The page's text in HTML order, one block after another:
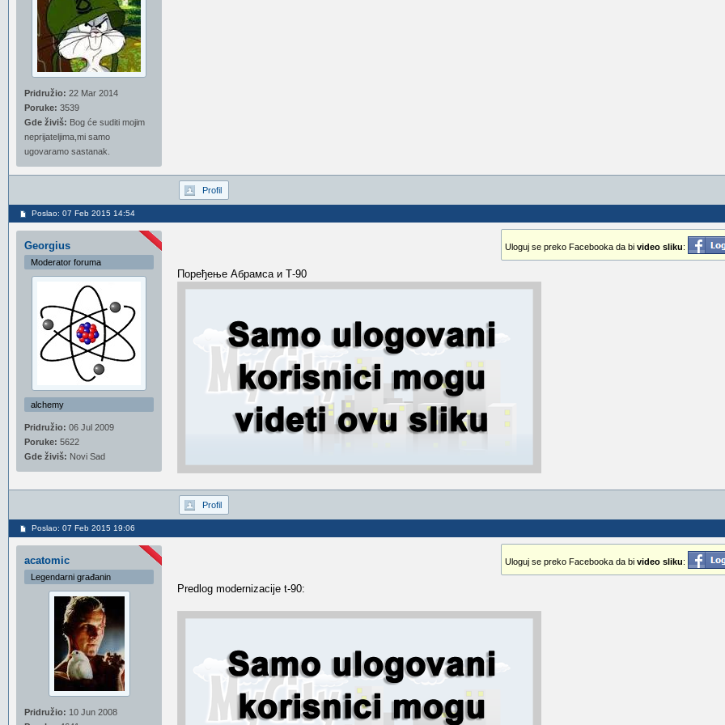
Pridružio: 22 Mar 2014
Poruke: 3539
Gde živiš: Bog će suditi mojim
neprijateljima,mi samo
ugovaramo sastanak.
Profil
Poslao: 07 Feb 2015 14:54
Georgius
Moderator foruma
alchemy
Pridružio: 06 Jul 2009
Poruke: 5622
Gde živiš: Novi Sad
Uloguj se preko Facebooka da bi video sliku:
Поређење Абрамса и Т-90
Profil
Poslao: 07 Feb 2015 19:06
acatomic
Legendarni građanin
Pridružio: 10 Jun 2008
Uloguj se preko Facebooka da bi video sliku:
Predlog modernizacije t-90: